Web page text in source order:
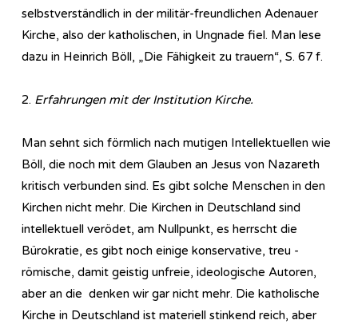
selbstverständlich in der militär-freundlichen Adenauer
Kirche, also der katholischen, in Ungnade fiel. Man lese
dazu in Heinrich Böll, „Die Fähigkeit zu trauern“, S. 67 f.
2. Erfahrungen mit der Institution Kirche.
Man sehnt sich förmlich nach mutigen Intellektuellen wie
Böll, die noch mit dem Glauben an Jesus von Nazareth
kritisch verbunden sind. Es gibt solche Menschen in den
Kirchen nicht mehr. Die Kirchen in Deutschland sind
intellektuell verödet, am Nullpunkt, es herrscht die
Bürokratie, es gibt noch einige konservative, treu -
römische, damit geistig unfreie, ideologische Autoren,
aber an die denken wir gar nicht mehr. Die katholische
Kirche in Deutschland ist materiell stinkend reich, aber